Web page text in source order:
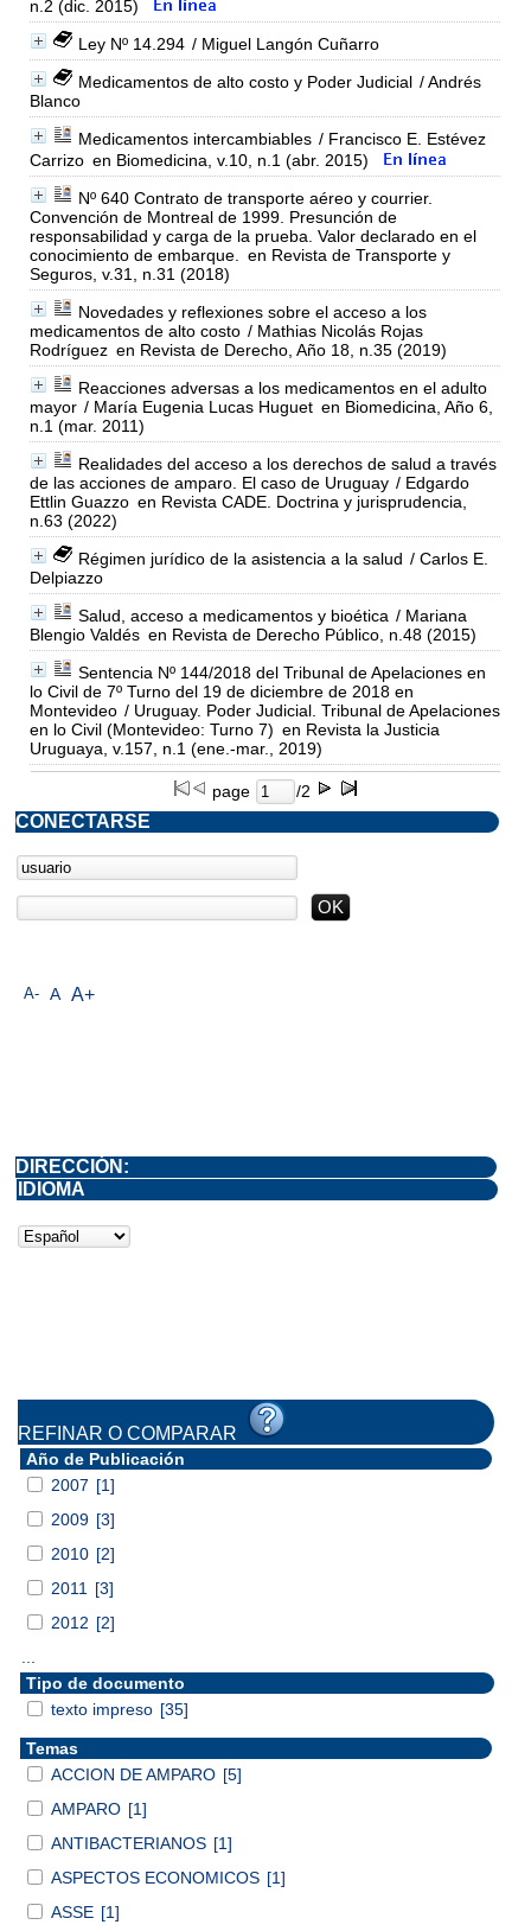
n.2 (dic. 2015)
Ley Nº 14.294 / Miguel Langón Cuñarro
Medicamentos de alto costo y Poder Judicial / Andrés
Blanco
Medicamentos intercambiables / Francisco E. Estévez
Carrizo en Biomedicina, v.10, n.1 (abr. 2015)
Nº 640 Contrato de transporte aéreo y courrier.
Convención de Montreal de 1999. Presunción de
responsabilidad y carga de la prueba. Valor declarado en el
conocimiento de embarque.
en Revista de Transporte y
Seguros, v.31, n.31 (2018)
Novedades y reflexiones sobre el acceso a los
medicamentos de alto costo / Mathias Nicolás Rojas
Rodríguez en Revista de Derecho, Año 18, n.35 (2019)
Reacciones adversas a los medicamentos en el adulto
mayor / María Eugenia Lucas Huguet en Biomedicina, Año 6,
n.1 (mar. 2011)
Realidades del acceso a los derechos de salud a través
de las acciones de amparo. El caso de Uruguay / Edgardo
Ettlin Guazzo en Revista CADE. Doctrina y jurisprudencia,
n.63 (2022)
Régimen jurídico de la asistencia a la salud / Carlos E.
Delpiazzo
Salud, acceso a medicamentos y bioética / Mariana
Blengio Valdés en Revista de Derecho Público, n.48 (2015)
Sentencia Nº 144/2018 del Tribunal de Apelaciones en
lo Civil de 7º Turno del 19 de diciembre de 2018 en
Montevideo / Uruguay. Poder Judicial. Tribunal de Apelaciones
en lo Civil (Montevideo: Turno 7) en Revista la Justicia
Uruguaya, v.157, n.1 (ene.-mar., 2019)
page /2
A- A A+
CONECTARSE
DIRECCIÓN:
IDIOMA
REFINAR O COMPARAR
Año de Publicación
2007 [1]
2009 [3]
2010 [2]
2011
[3]
2012 [2]
Tipo de documento
texto impreso [35]
Temas
ACCION DE AMPARO [5]
AMPARO [1]
ANTIBACTERIANOS [1]
ASPECTOS ECONOMICOS [1]
ASSE [1]